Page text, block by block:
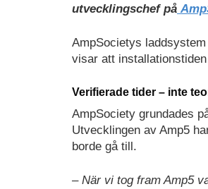
utvecklingschef på
AmpSocietys
visar att
Verifierade tider – inte
AmpSociety grundades
Utvecklingen av Amp5
borde gå till.
– När vi tog fram Amp5